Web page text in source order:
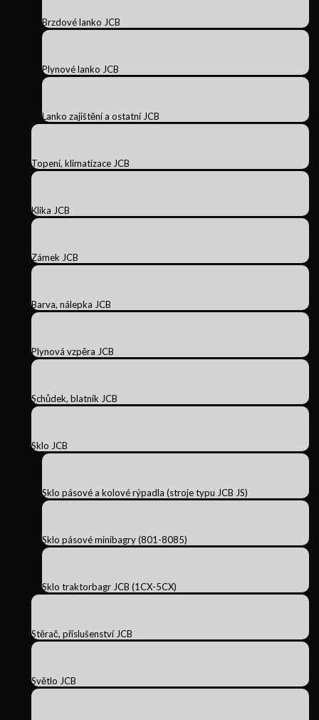
Brzdové lanko JCB
Plynové lanko JCB
Lanko zajištění a ostatní JCB
Topení, klimatizace JCB
Klika JCB
Zámek JCB
Barva, nálepka JCB
Plynová vzpěra JCB
Schůdek, blatník JCB
Sklo JCB
Sklo pásové a kolové rýpadla (stroje typu JCB JS)
Sklo pásové minibagry (801-8085)
Sklo traktorbagr JCB (1CX-5CX)
Stěrač, příslušenství JCB
Světlo JCB